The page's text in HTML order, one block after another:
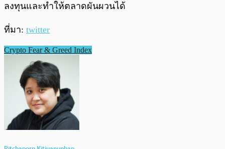
ลงทุนและทำให้ตลาดผันผวนได้
ที่มา: twitter
Crypto Fear & Greed Index